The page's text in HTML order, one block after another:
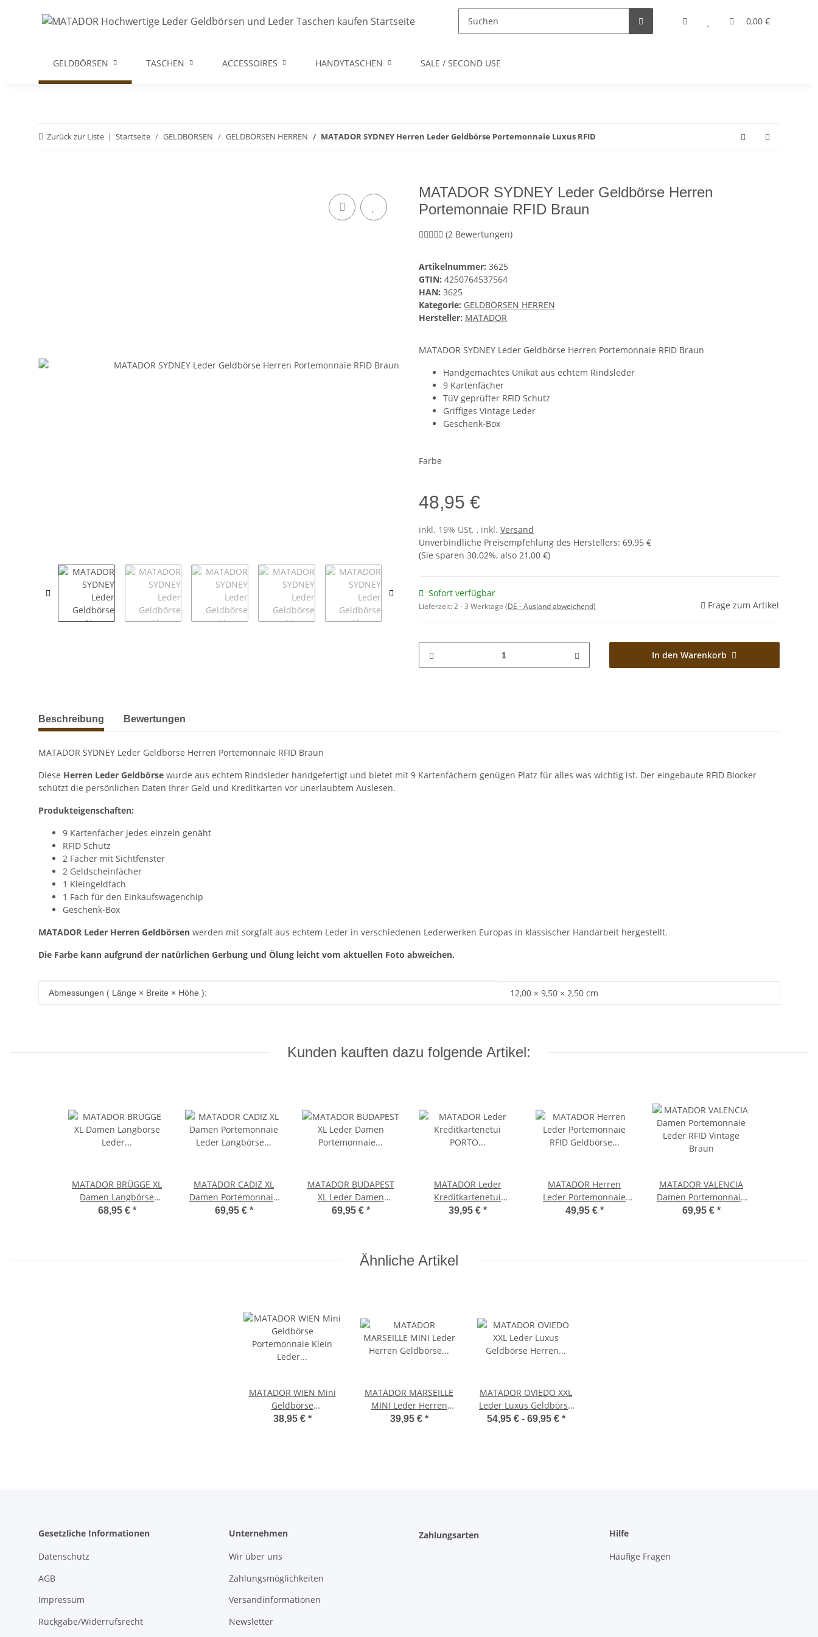
0,00 €
GELDBÖRSEN TASCHEN ACCESSOIRES HANDYTASCHEN SALE / SECOND USE
Zurück zur Liste Startseite GELDBÖRSEN GELDBÖRSEN HERREN MATADOR SYDNEY Herren Leder Geldbörse Portemonnaie Luxus RFID
MATADOR SYDNEY Leder Geldbörse Herren
Portemonnaie RFID Braun
(2 Bewertungen)
Artikelnummer: 3625
GTIN: 4250764537564
HAN: 3625
Kategorie: GELDBÖRSEN HERREN
Hersteller: MATADOR
MATADOR SYDNEY Leder Geldbörse Herren Portemonnaie RFID Braun
Handgemachtes Unikat aus echtem Rindsleder
9 Kartenfächer
TüV geprüfter RFID Schutz
Griffiges Vintage Leder
Geschenk-Box
Farbe
48,95 €
inkl. 19% USt. , inkl. Versand
Unverbindliche Preisempfehlung des Herstellers: 69,95 €
(Sie sparen 30.02%, also 21,00 €)
Sofort verfügbar
Lieferzeit:2 - 3 Werktage (DE - Ausland abweichend) Frage zum Artikel
In den Warenkorb
weitere Registerkarten anzeigen
Beschreibung Bewertungen
MATADOR SYDNEY Leder Geldbörse Herren Portemonnaie RFID Braun
Diese Herren Leder Geldbörse wurde aus echtem Rindsleder handgefertigt und bietet mit 9 Kartenfächern genügen Platz für alles was wichtig ist. Der eingebaute RFID Blocker
schützt die persönlichen Daten Ihrer Geld und Kreditkarten vor unerlaubtem Auslesen.
Produkteigenschaften:
9 Kartenfächer jedes einzeln genäht
RFID Schutz
2 Fächer mit Sichtfenster
2 Geldscheinfächer
1 Kleingeldfach
1 Fach für den Einkaufswagenchip
Geschenk-Box
MATADOR Leder Herren Geldbörsen werden mit sorgfalt aus echtem Leder in verschiedenen Lederwerken Europas in klassischer Handarbeit hergestellt.
Die Farbe kann aufgrund der natürlichen Gerbung und Ölung leicht vom aktuellen Foto abweichen.
Produkteigenschaft
Wert
Abmessungen ( Länge × Breite × Höhe ): 12,00 × 9,50 × 2,50 cm
Kunden kauften dazu folgende Artikel:
MATADOR BRÜGGE XL
Damen Langbörse
Leder Geldbörse RFID
68,95 € *
MATADOR CADIZ XL
Damen Portemonnaie
Leder Langbörse RFID
69,95 € *
MATADOR BUDAPEST
XL Leder Damen
Portemonnaie
69,95 € *
MATADOR Leder
Kreditkartenetui
PORTO
39,95 € *
MATADOR Herren
Leder Portemonnaie
RFID Geldbörse Vintage
49,95 € *
MATADOR VALENCIA
Damen Portemonnaie
Leder RFID Vintage
69,95 € *
Ähnliche Artikel
MATADOR WIEN Mini
Geldbörse
Portemonnaie Klein
38,95 € *
MATADOR MARSEILLE
MINI Leder Herren
Geldbörse Börse Klein
39,95 € *
MATADOR OVIEDO XXL
Leder Luxus Geldbörse
Herren TüV RFID
54,95 € - 69,95 € *
Gesetzliche Informationen
Datenschutz
AGB
Impressum
Rückgabe/Widerrufsrecht
Unternehmen
Wir über uns
Zahlungsmöglichkeiten
Versandinformationen
Newsletter
Zahlungsarten Hilfe
Häufige Fragen